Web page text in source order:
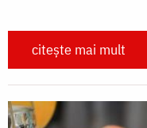
citește mai mult